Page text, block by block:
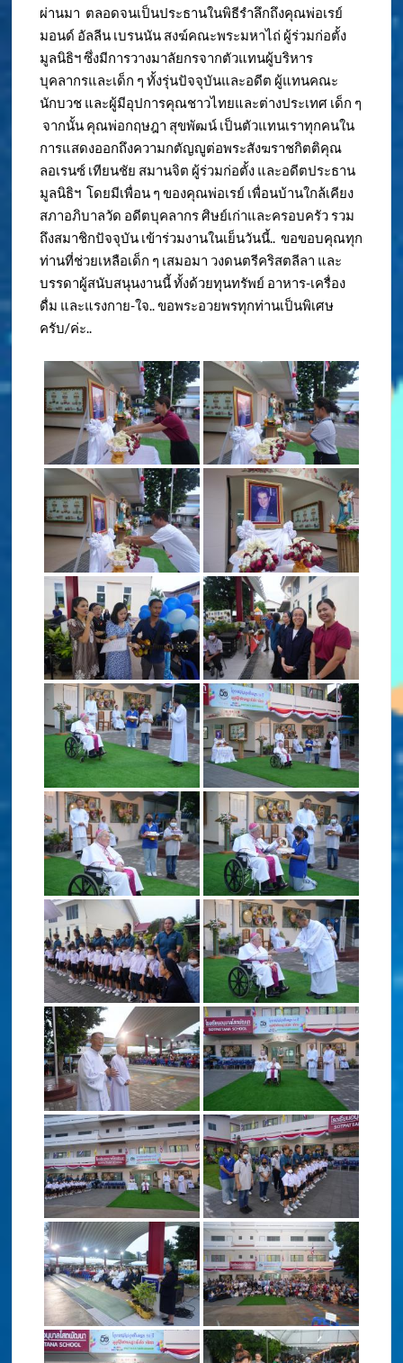
ผ่านมา ตลอดจนเป็นประธานในพิธีรำลึกถึงคุณพ่อเรย์
มอนด์ อัลลีน เบรนนัน สงฆ์คณะพระมหาไถ่ ผู้ร่วมก่อตั้ง
มูลนิธิฯ ซึ่งมีการวางมาลัยกรจากตัวแทนผู้บริหาร
บุคลากรและเด็ก ๆ ทั้งรุ่นปัจจุบันและอดีต ผู้แทนคณะ
นักบวช และผู้มีอุปการคุณชาวไทยและต่างประเทศ เด็ก ๆ
จากนั้น คุณพ่อกฤษฎา สุขพัฒน์ เป็นตัวแทนเราทุกคนใน
การแสดงออกถึงความกตัญญูต่อพระสังฆราชกิตติคุณ
ลอเรนซ์ เทียนชัย สมานจิต ผู้ร่วมก่อตั้ง และอดีตประธาน
มูลนิธิฯ โดยมีเพื่อน ๆ ของคุณพ่อเรย์ เพื่อนบ้านใกล้เคียง
สภาอภิบาลวัด อดีตบุคลากร ศิษย์เก่าและครอบครัว รวม
ถึงสมาชิกปัจจุบัน เข้าร่วมงานในเย็นวันนี้.. ขอขอบคุณทุก
ท่านที่ช่วยเหลือเด็ก ๆ เสมอมา วงดนตรีคริสตลีลา และ
บรรดาผู้สนับสนุนงานนี้ ทั้งด้วยทุนทรัพย์ อาหาร-เครื่อง
ดื่ม และแรงกาย-ใจ.. ขอพระอวยพรทุกท่านเป็นพิเศษ
ครับ/ค่ะ..